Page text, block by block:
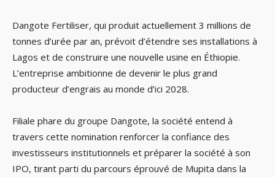
Dangote Fertiliser, qui produit actuellement 3 millions de
tonnes d’urée par an, prévoit d’étendre ses installations à
Lagos et de construire une nouvelle usine en Éthiopie.
L’entreprise ambitionne de devenir le plus grand
producteur d’engrais au monde d’ici 2028.
Filiale phare du groupe Dangote, la société entend à
travers cette nomination renforcer la confiance des
investisseurs institutionnels et préparer la société à son
IPO, tirant parti du parcours éprouvé de Mupita dans la